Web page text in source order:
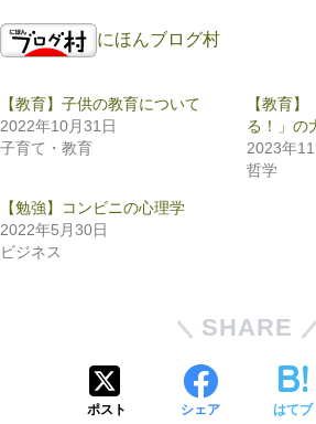
にほんブログ村
【教育】子供の教育について
2022年10月31日
子育て・教育
【教育
る！」の
2023年
哲学
【勉強】コンビニの心理学
2022年5月30日
ビジネス
SHARE
ポスト シェア はてブ